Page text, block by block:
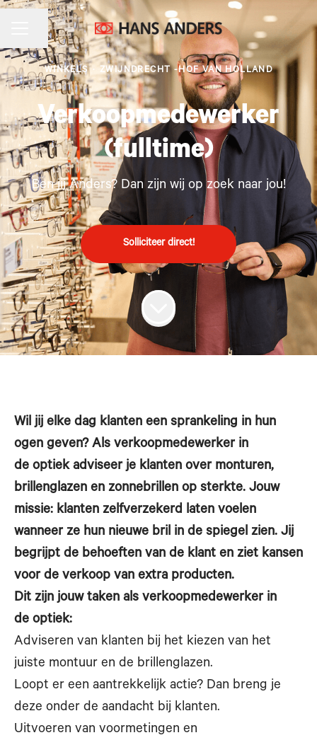
CARRIÈREMENU
Pagina delen
WINKELS · ZWIJNDRECHT -HOF VAN HOLLAND
Verkoopmedewerker
(fulltime)
Ben jij Anders? Dan zijn wij op zoek naar jou!
Solliciteer direct!
Wil jij elke dag klanten een sprankeling in hun
ogen geven? Als verkoopmedewerker in
de optiek adviseer je klanten over monturen,
brillenglazen en zonnebrillen op sterkte. Jouw
missie: klanten zelfverzekerd laten voelen
wanneer ze hun nieuwe bril in de spiegel zien. Jij
begrijpt de behoeften van de klant en ziet kansen
voor de verkoop van extra producten.
Dit zijn jouw taken als verkoopmedewerker in
de optiek:
Adviseren van klanten bij het kiezen van het
juiste montuur en de brillenglazen.
Loopt er een aantrekkelijk actie? Dan breng je
deze onder de aandacht bij klanten.
Uitvoeren van voormetingen en